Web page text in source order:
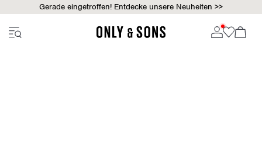
Gerade eingetroffen! Entdecke unsere Neuheiten >>